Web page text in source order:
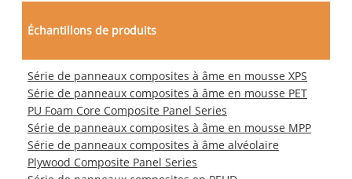
Échantillons de produits
Série de panneaux composites à âme en mousse XPS
Série de panneaux composites à âme en mousse PET
PU Foam Core Composite Panel Series
Série de panneaux composites à âme en mousse MPP
Série de panneaux composites à âme alvéolaire
Plywood Composite Panel Series